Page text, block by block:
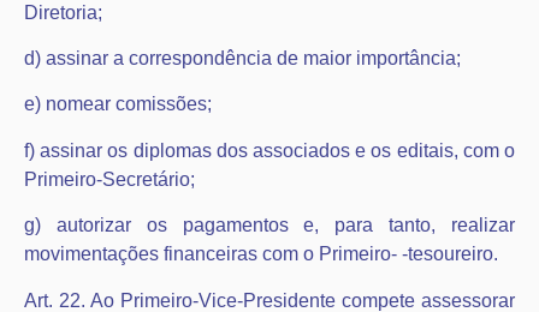
Diretoria;
d) assinar a correspondência de maior importância;
e) nomear comissões;
f) assinar os diplomas dos associados e os editais, com o
Primeiro-Secretário;
g) autorizar os pagamentos e, para tanto, realizar
movimentações financeiras com o Primeiro- -tesoureiro.
Art. 22. Ao Primeiro-Vice-Presidente compete assessorar